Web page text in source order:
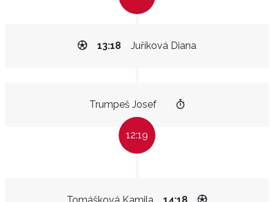
Juříková Diana
13:18
Trumpeš Josef
12:19